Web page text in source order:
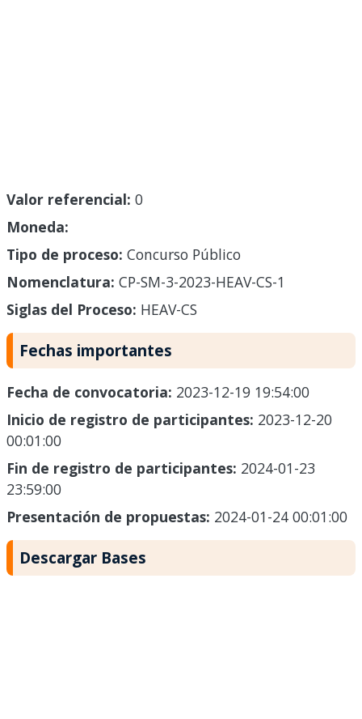
Valor referencial: 0
Moneda:
Tipo de proceso: Concurso Público
Nomenclatura: CP-SM-3-2023-HEAV-CS-1
Siglas del Proceso: HEAV-CS
Fechas importantes
Fecha de convocatoria: 2023-12-19 19:54:00
Inicio de registro de participantes: 2023-12-20
00:01:00
Fin de registro de participantes: 2024-01-23
23:59:00
Presentación de propuestas: 2024-01-24 00:01:00
Descargar Bases